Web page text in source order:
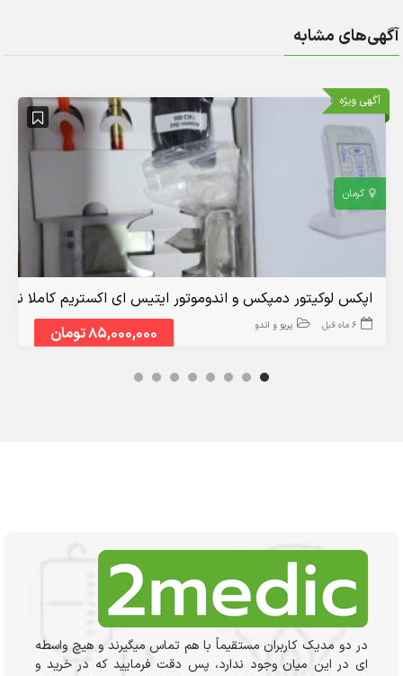
آگهی‌های مشابه
آگهی ویژه
کرمان
85,000,000 تومان
اپکس لوکیتور دمپکس و اندوموتور ایتیس ای اکستریم کاملا نو
6 ماه قبل پریو و اندو
در دو مدیک کاربران مستقیماً با هم تماس میگیرند و هیچ واسطه
ای در این میان وجود ندارد، پس دقت فرمایید که در خرید و